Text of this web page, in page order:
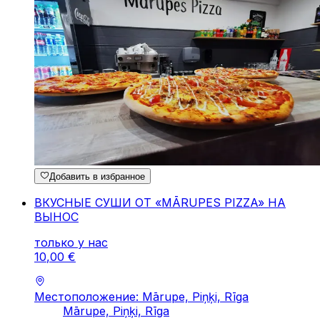
Добавить в избранное
ВКУСНЫЕ СУШИ ОТ «MĀRUPES PIZZA» НА
ВЫНОС
только у нас
10,00 €
Местоположение: Mārupe, Piņķi, Rīga
Mārupe, Piņķi, Rīga